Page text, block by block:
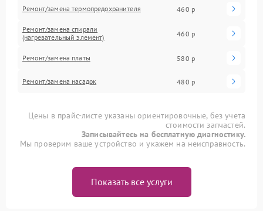
Ремонт/замена термопредохранителя 460 р
Ремонт/замена спирали
(нагревательный элемент)
460 р
Ремонт/замена платы 580 р
Ремонт/замена насадок 480 р
Цены в прайс-листе указаны ориентировочные, без учета
стоимости запчастей.
Записывайтесь на бесплатную диагностику.
Мы проверим ваше устройство и укажем на неисправность.
Показать все услуги